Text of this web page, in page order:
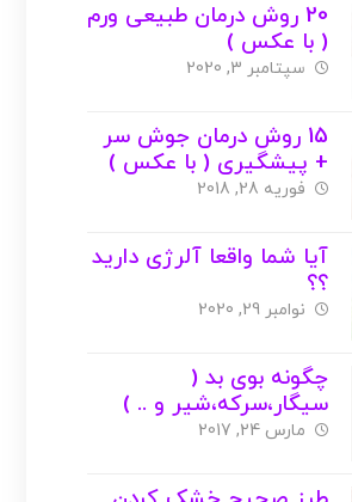
20 روش درمان طبیعی ورم
( با عکس )
سپتامبر 3, 2020
15 روش درمان جوش سر
+ پیشگیری ( با عکس )
فوریه 28, 2018
آیا شما واقعا آلرژی دارید
؟؟
نوامبر 29, 2020
چگونه بوی بد (
سیگار،سرکه،شیر و .. )
روی فرش را از بین ببریم
مارس 24, 2017